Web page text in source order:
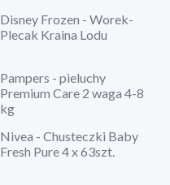
Disney Frozen - Worek-
Plecak Kraina Lodu
Pampers - pieluchy
Premium Care 2 waga 4-8
kg
Nivea - Chusteczki Baby
Fresh Pure 4 x 63szt.